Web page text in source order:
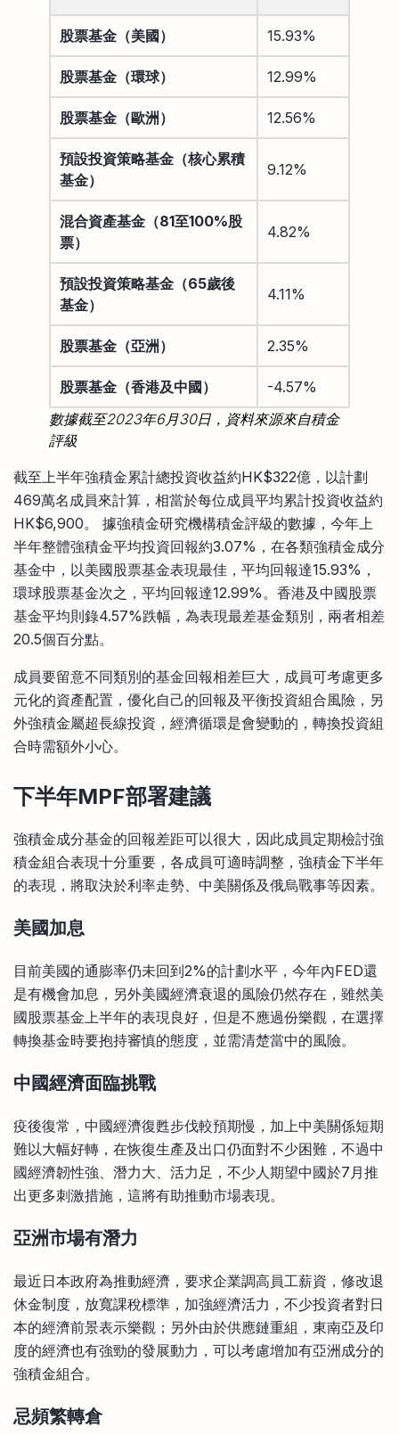
股票基金（美國） 15.93%
股票基金（環球） 12.99%
股票基金（歐洲） 12.56%
預設投資策略基金（核心累積
基金）
9.12%
混合資產基金（81至100%股
票）
4.82%
預設投資策略基金（65歲後
基金）
4.11%
股票基金（亞洲） 2.35%
股票基金（香港及中國）
-4.57%
數據截至2023年6月30日，資料來源來自積金
評級
截至上半年強積金累計總投資收益約HK$322億，以計劃
469萬名成員來計算，相當於每位成員平均累計投資收益約
HK$6,900。 據強積金研究機構積金評級的數據，今年上
半年整體強積金平均投資回報約3.07%，在各類強積金成分
基金中，以美國股票基金表現最佳，平均回報達15.93%，
環球股票基金次之，平均回報達12.99%。香港及中國股票
基金平均則錄4.57%跌幅，為表現最差基金類別，兩者相差
20.5個百分點。
成員要留意不同類別的基金回報相差巨大，成員可考慮更多
元化的資產配置，優化自己的回報及平衡投資組合風險，另
外強積金屬超長線投資，經濟循環是會變動的，轉換投資組
合時需額外小心。
下半年MPF部署建議
強積金成分基金的回報差距可以很大，因此成員定期檢討強
積金組合表現十分重要，各成員可適時調整，強積金下半年
的表現，將取決於利率走勢、中美關係及俄烏戰事等因素。
美國加息
目前美國的通膨率仍未回到2%的計劃水平，今年內FED還
是有機會加息，另外美國經濟衰退的風險仍然存在，雖然美
國股票基金上半年的表現良好，但是不應過份樂觀，在選擇
轉換基金時要抱持審慎的態度，並需清楚當中的風險。
中國經濟面臨挑戰
疫後復常，中國經濟復甦步伐較預期慢，加上中美關係短期
難以大幅好轉，在恢復生產及出口仍面對不少困難，不過中
國經濟韌性強、潛力大、活力足，不少人期望中國於7月推
出更多刺激措施，這將有助推動市場表現。
亞洲市場有潛力
最近日本政府為推動經濟，要求企業調高員工薪資，修改退
休金制度，放寬課稅標準，加強經濟活力，不少投資者對日
本的經濟前景表示樂觀；另外由於供應鏈重組，東南亞及印
度的經濟也有強勁的發展動力，可以考慮增加有亞洲成分的
強積金組合。
忌頻繁轉倉